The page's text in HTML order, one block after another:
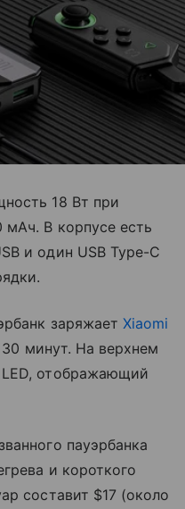
18 Вт при
мАч. В корпусе есть
и один USB Type-C
заряжает Xiaomi
минут. На верхнем
отображающий
пауэрбанка
и короткого
составит $17 (около